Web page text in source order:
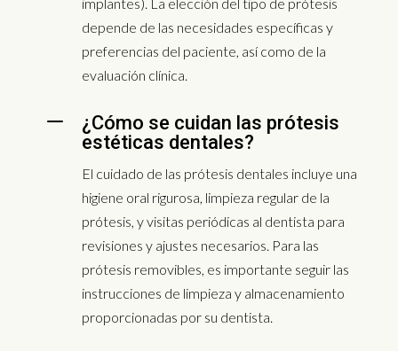
depende de las necesidades específicas y
preferencias del paciente, así como de la
evaluación clínica.
K
¿Cómo se cuidan las prótesis
estéticas dentales?
El cuidado de las prótesis dentales incluye una
higiene oral rigurosa, limpieza regular de la
prótesis, y visitas periódicas al dentista para
revisiones y ajustes necesarios. Para las
prótesis removibles, es importante seguir las
instrucciones de limpieza y almacenamiento
proporcionadas por su dentista.